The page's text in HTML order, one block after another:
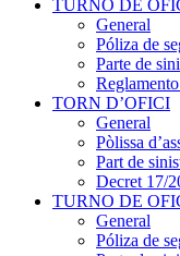
TURNO DE
General
Póliza de
Parte de
TORN D’OFICI
General
Pòlissa
Part de
Decret 17/
TURNO DE
General
Póliza de